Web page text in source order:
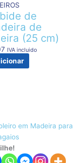
de
de
(25 cm)
IVA incluido
Price
through
This
multiple